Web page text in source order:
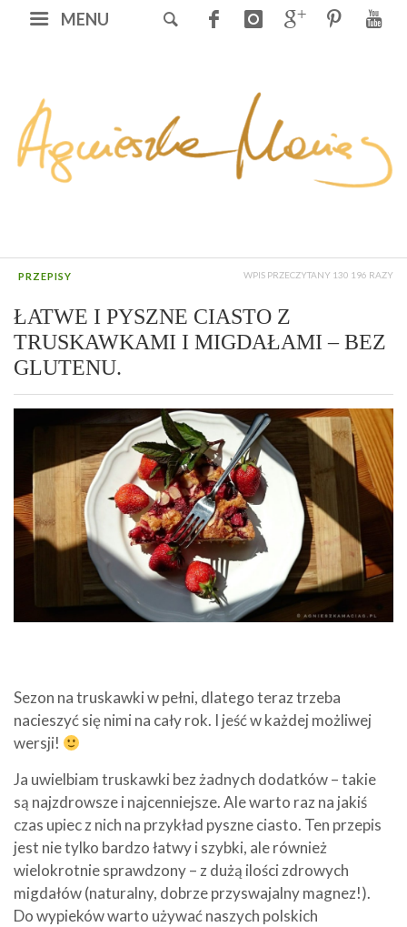
MENU
PRZEPISY WPIS PRZECZYTANY 130 196 RAZY
ŁATWE I PYSZNE CIASTO Z
TRUSKAWKAMI I MIGDAŁAMI – BEZ
GLUTENU.
Sezon na truskawki w pełni, dlatego teraz trzeba
nacieszyć się nimi na cały rok. I jeść w każdej możliwej
wersji!
Ja uwielbiam truskawki bez żadnych dodatków – takie
są najzdrowsze i najcenniejsze. Ale warto raz na jakiś
czas upiec z nich na przykład pyszne ciasto. Ten przepis
jest nie tylko bardzo łatwy i szybki, ale również
wielokrotnie sprawdzony – z dużą ilości zdrowych
migdałów (naturalny, dobrze przyswajalny magnez!).
Do wypieków warto używać naszych polskich